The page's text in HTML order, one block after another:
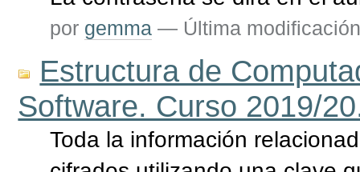
por gemma — Última
Estructura de
Software. Curso 2019/
Toda la información